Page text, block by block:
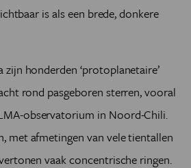
is als een brede, donkere
zijn honderden ‘protoplanetaire’
rond pasgeboren sterren, vooral
observatorium in Noord-Chili.
met afmetingen van vele tientallen
vaak concentrische ringen.